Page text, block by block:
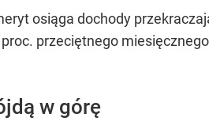
osiąga dochody
przeciętnego
w górę